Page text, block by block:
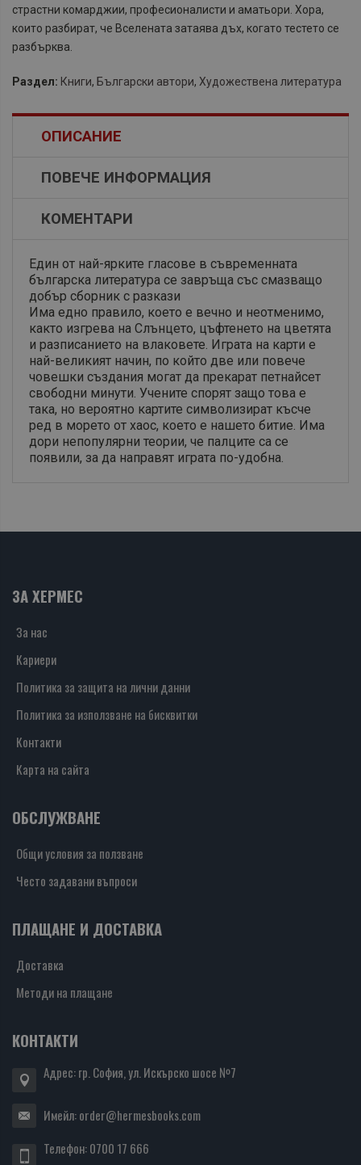
страстни комарджии, професионалисти и аматьори. Хора,
които разбират, че Вселената затаява дъх, когато тестето се
разбърква.
Раздел: Книги, Български автори, Художествена литература
ОПИСАНИЕ
ПОВЕЧЕ ИНФОРМАЦИЯ
КОМЕНТАРИ
Един от най-ярките гласове в съвременната
българска литература се завръща със смазващо
добър сборник с разкази
Има едно правило, което е вечно и неотменимо,
както изгрева на Слънцето, цъфтенето на цветята
и разписанието на влаковете. Играта на карти е
най-великият начин, по който две или повече
човешки създания могат да прекарат петнайсет
свободни минути. Учените спорят защо това е
така, но вероятно картите символизират късче
ред в морето от хаос, което е нашето битие. Има
дори непопулярни теории, че палците са се
появили, за да направят играта по-удобна.
ЗА ХЕРМЕС
За нас
Кариери
Политика за защита на лични данни
Политика за използване на бисквитки
Контакти
Карта на сайта
ОБСЛУЖВАНЕ
Общи условия за ползване
Често задавани въпроси
ПЛАЩАНЕ И ДОСТАВКА
Доставка
Методи на плащане
КОНТАКТИ
Адрес: гр. София, ул. Искърско шосе №7
Имейл:order@hermesbooks.com
Телефон:0700 17 666